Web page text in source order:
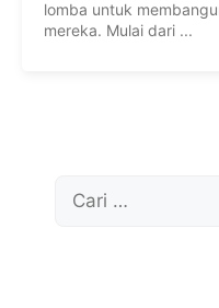
lomba untuk
mereka. Mulai dari ...
Cari